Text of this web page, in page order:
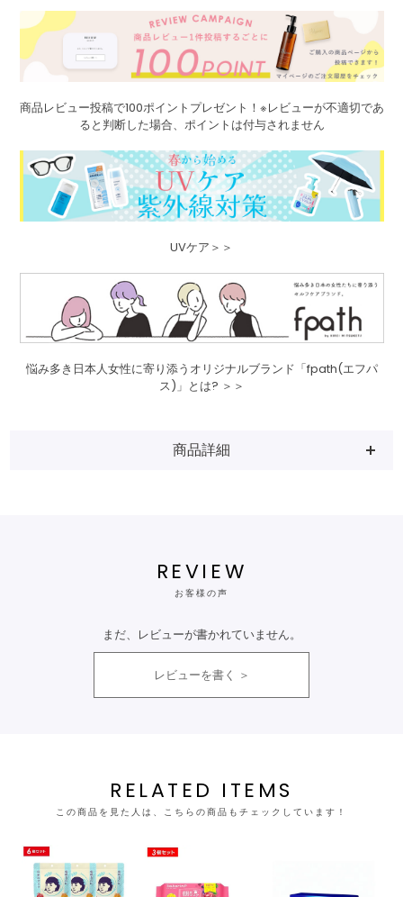
商品レビュー投稿で100ポイントプレゼント！※レビューが不適切であ
ると判断した場合、ポイントは付与されません
UVケア＞＞
悩み多き日本人女性に寄り添うオリジナルブランド「fpath(エフパ
ス)」とは? ＞＞
商品詳細
REVIEW
お客様の声
まだ、レビューが書かれていません。
レビューを書く
RELATED ITEMS
この商品を見た人は、こちらの商品もチェックしています！